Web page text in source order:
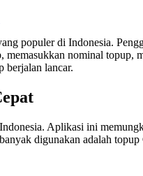
populer di Indonesia.
nominal
berjalan lancar.
Aplikasi ini
digunakan adalah